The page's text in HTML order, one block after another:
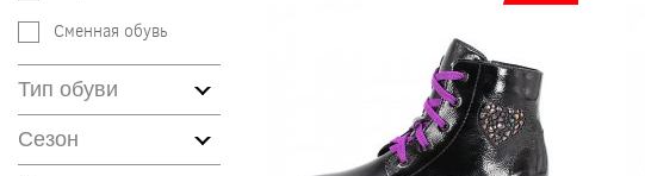
Сменная обувь
Тип обуви
Сезон